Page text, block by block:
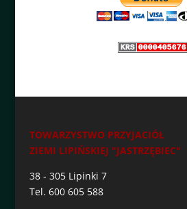
TOWARZYSTWO PRZYJACIÓŁ
ZIEMI LIPIŃSKIEJ "JASTRZĘBIEC"
38 - 305 Lipinki 7
Tel. 600 605 588